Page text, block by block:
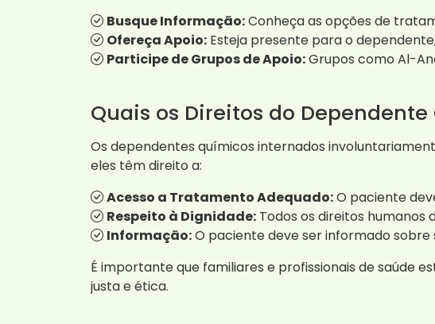
Busque Informação:Conheça as opções de
Ofereça Apoio: Esteja presente para o
Participe de Grupos de Apoio:Grupos como Al-
Quais os Direitos do
Os dependentes químicos internados
eles têm direito a:
Acesso a Tratamento Adequado:O paciente
Respeito à Dignidade: Todos os direitos humanos
Informação:O paciente deve ser informado
É importante que familiares e profissionais de saúde
justa e ética.